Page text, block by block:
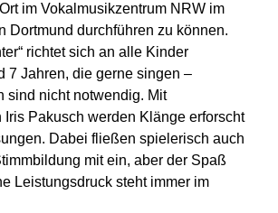
im Vokalmusikzentrum NRW im
Dortmund durchführen zu können.
richtet sich an alle Kinder
7 Jahren, die gerne singen –
sind nicht notwendig. Mit
Iris Pakusch werden Klänge erforscht
Dabei fließen spielerisch auch
mit ein, aber der Spaß
Leistungsdruck steht immer im